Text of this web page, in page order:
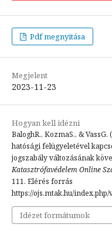
Pdf megnyitása
Megjelent
2023-11-23
Hogyan kell idézni
BaloghR., KozmaS., &
hatósági felügyeletével
jogszabály változásának
Katasztrófavédelem Online
111. Elérés forrás
https://ojs.mtak.hu/
Idézet formátumok